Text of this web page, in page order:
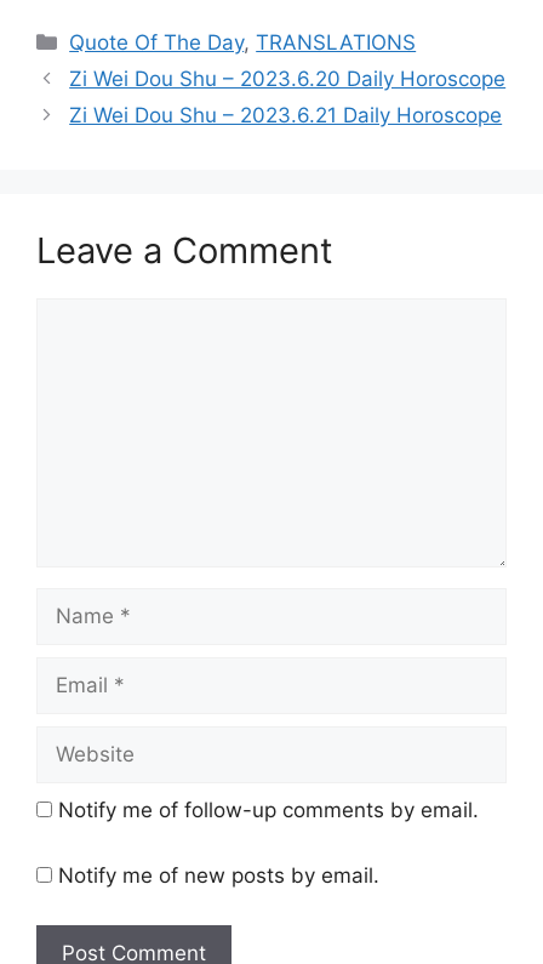
Categories
Quote Of The Day,TRANSLATIONS
Zi Wei Dou Shu – 2023.6.20 Daily Horoscope
Zi Wei Dou Shu – 2023.6.21 Daily Horoscope
Leave a Comment
Name
Email
Website
Notify me of follow-up comments by email.
Notify me of new posts by email.